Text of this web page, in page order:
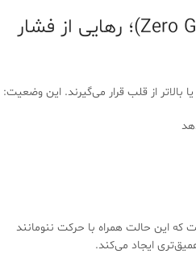
حالت بی‌وزنی (Zero Gravity)؛ رهایی از فشار
که این حالت همراه با حرکت ننو‌مانند
ایجاد می‌کند.